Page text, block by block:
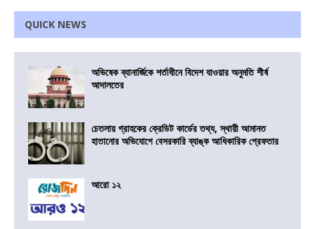
QUICK NEWS
অভিষেক ব্যানার্জিকে শর্তাধীনে বিদেশ যাওয়ার অনুমতি শীর্ষ
আদালতের
চেতলায় গ্রাহকের ক্রেডিট কার্ডের তথ্য, স্থায়ী আমানত
হাতানোর অভিযোগে বেসরকারি ব্যাঙ্ক আধিকারিক গ্রেফতার
আরো ১২